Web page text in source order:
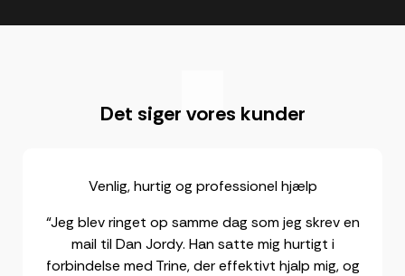
"
Det siger vores kunder
Venlig, hurtig og professionel hjælp
“Jeg blev ringet op samme dag som jeg skrev en
mail til Dan Jordy. Han satte mig hurtigt i
forbindelse med Trine, der effektivt hjalp mig, og